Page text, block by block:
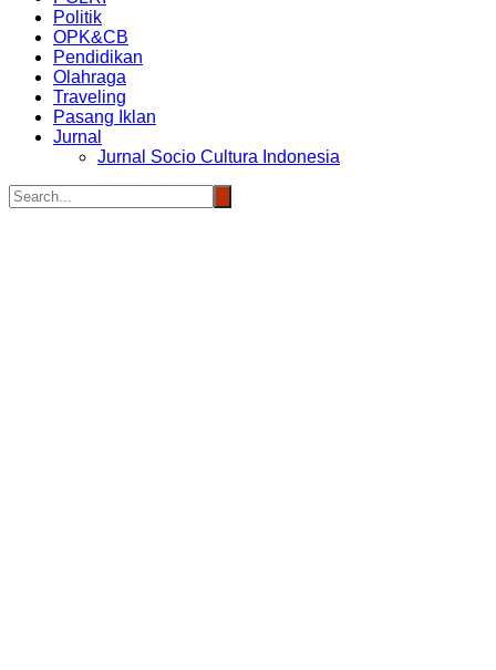
Politik
OPK&CB
Pendidikan
Olahraga
Traveling
Pasang Iklan
Jurnal
Jurnal Socio Cultura Indonesia